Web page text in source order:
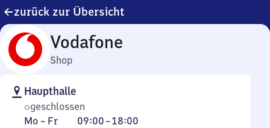
zurück zur Übersicht
Vodafone
Shop
Haupthalle
geschlossen
Montag
Mo – Fr 09:00–18:00
Von